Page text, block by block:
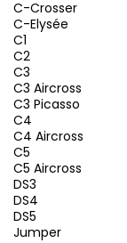
C-Crosser
C-Elysée
C1
C2
C3
C3 Aircross
C3 Picasso
C4
C4 Aircross
C5
C5 Aircross
DS3
DS4
DS5
Jumper